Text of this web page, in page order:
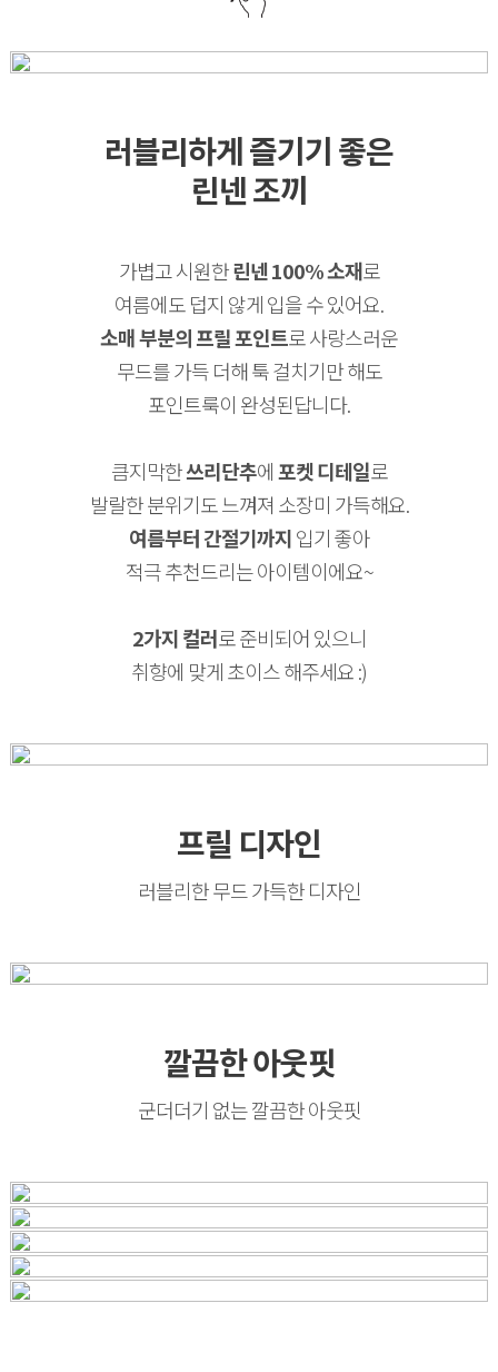
러블리하게 즐기기 좋은
린넨 조끼
가볍고 시원한린넨 100% 소재로
여름에도 덥지 않게 입을 수 있어요.
소매 부분의 프릴 포인트로 사랑스러운
무드를 가득 더해 툭 걸치기만 해도
포인트룩이 완성된답니다.
큼지막한쓰리단추에포켓 디테일로
발랄한 분위기도 느껴져 소장미 가득해요.
여름부터 간절기까지입기 좋아
적극 추천드리는 아이템이에요~
2가지 컬러로 준비되어 있으니
취향에 맞게 초이스 해주세요 :)
프릴 디자인
러블리한 무드 가득한 디자인
깔끔한 아웃핏
군더더기 없는 깔끔한 아웃핏